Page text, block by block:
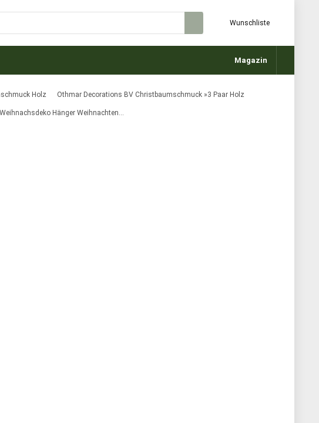
Wunschliste
Magazin
Holz Othmar Decorations BV Christbaumschmuck »3 Paar Holz
Hänger Weihnachten…